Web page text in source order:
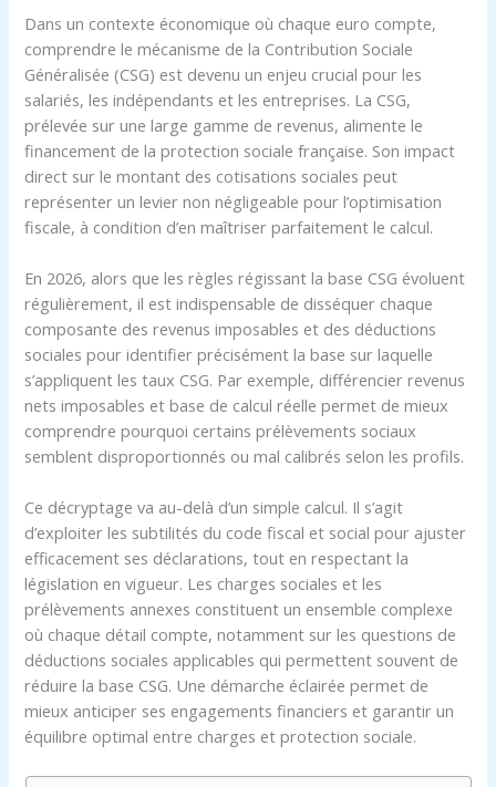
Dans un contexte économique où chaque euro compte,
comprendre le mécanisme de la Contribution Sociale
Généralisée (CSG) est devenu un enjeu crucial pour les
salariés, les indépendants et les entreprises. La CSG,
prélevée sur une large gamme de revenus, alimente le
financement de la protection sociale française. Son impact
direct sur le montant des cotisations sociales peut
représenter un levier non négligeable pour l’optimisation
fiscale, à condition d’en maîtriser parfaitement le calcul.
En 2026, alors que les règles régissant la base CSG évoluent
régulièrement, il est indispensable de disséquer chaque
composante des revenus imposables et des déductions
sociales pour identifier précisément la base sur laquelle
s’appliquent les taux CSG. Par exemple, différencier revenus
nets imposables et base de calcul réelle permet de mieux
comprendre pourquoi certains prélèvements sociaux
semblent disproportionnés ou mal calibrés selon les profils.
Ce décryptage va au-delà d’un simple calcul. Il s’agit
d’exploiter les subtilités du code fiscal et social pour ajuster
efficacement ses déclarations, tout en respectant la
législation en vigueur. Les charges sociales et les
prélèvements annexes constituent un ensemble complexe
où chaque détail compte, notamment sur les questions de
déductions sociales applicables qui permettent souvent de
réduire la base CSG. Une démarche éclairée permet de
mieux anticiper ses engagements financiers et garantir un
équilibre optimal entre charges et protection sociale.